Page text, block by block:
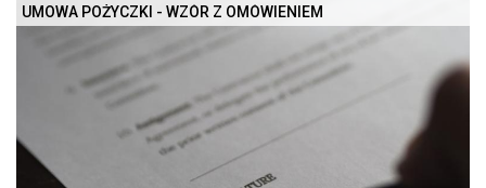
UMOWA POŻYCZKI - WZÓR Z OMÓWIENIEM